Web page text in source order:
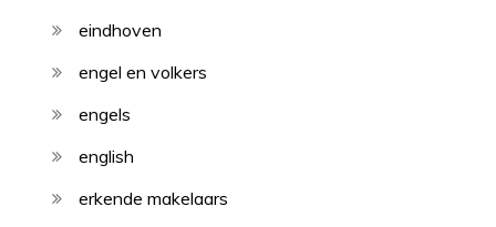
eindhoven
engel en volkers
engels
english
erkende makelaars